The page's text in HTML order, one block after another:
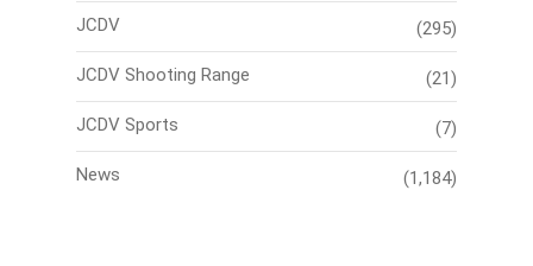
JCDV (295)
JCDV Shooting Range (21)
JCDV Sports (7)
News (1,184)